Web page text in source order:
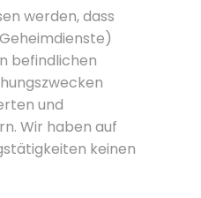
werden, dass
befindlichen
und
Wir haben auf
keinen